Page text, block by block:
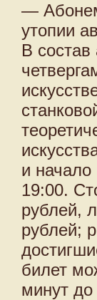
—
утопии
В состав
и начало
19:00.
рублей,
рублей;
билет
минут